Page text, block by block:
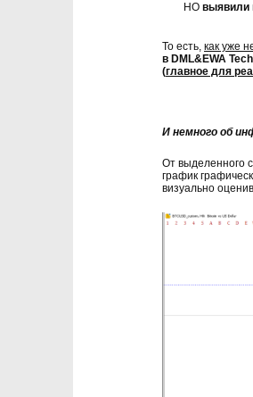
НО выявили
То есть, как уже
в DML&EWA
(главное для
И немного об
От выделенного
график
визуально